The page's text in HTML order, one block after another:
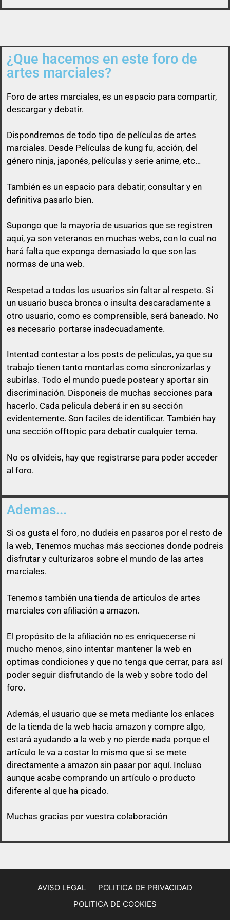
Así que un usuario que esconda su enlace, será
libre de pasárselo a quien quiera sin ninguna
obligación
¿Que hacemos en este foro de
artes marciales?
Foro de artes marciales, es un espacio para compartir,
descargar y debatir.
Dispondremos de todo tipo de películas de artes
marciales. Desde Películas de kung fu, acción, del
género ninja, japonés, películas y serie anime, etc…
También es un espacio para debatir, consultar y en
definitiva pasarlo bien.
Supongo que la mayoría de usuarios que se registren
aquí, ya son veteranos en muchas webs, con lo cual no
hará falta que exponga demasiado lo que son las
normas de una web.
Respetad a todos los usuarios sin faltar al respeto. Si
un usuario busca bronca o insulta descaradamente a
otro usuario, como es comprensible, será baneado. No
es necesario portarse inadecuadamente.
Intentad contestar a los posts de películas, ya que su
trabajo tienen tanto montarlas como sincronizarlas y
subirlas. Todo el mundo puede postear y aportar sin
discriminación. Disponeis de muchas secciones para
hacerlo. Cada pelicula deberá ir en su sección
evidentemente. Son faciles de identificar. También hay
una sección offtopic para debatir cualquier tema.
No os olvideis, hay que registrarse para poder acceder
al foro.
Ademas...
Si os gusta el foro, no dudeis en pasaros por el resto de
la web, Tenemos muchas más secciones donde podreis
disfrutar y culturizaros sobre el mundo de las artes
marciales.
Tenemos también una tienda de articulos de artes
marciales con afiliación a amazon.
El propósito de la afiliación no es enriquecerse ni
mucho menos, sino intentar mantener la web en
optimas condiciones y que no tenga que cerrar, para así
poder seguir disfrutando de la web y sobre todo del
foro.
Además, el usuario que se meta mediante los enlaces
de la tienda de la web hacia amazon y compre algo,
estará ayudando a la web y no pierde nada porque el
artículo le va a costar lo mismo que si se mete
directamente a amazon sin pasar por aquí. Incluso
aunque acabe comprando un artículo o producto
diferente al que ha picado.
Muchas gracias por vuestra colaboración
AVISO LEGAL
POLITICA DE PRIVACIDAD
POLITICA DE COOKIES